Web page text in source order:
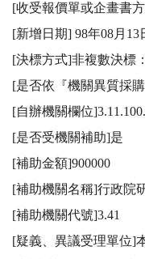
[收受報價單或企畫書
[新增日期] 98年08月13
[決標方式]非複數決標
[是否依『機關異質採
[自辦機關欄位
[是否受機關補助]是
[補助金額]900000
[補助機關名稱]行政院
[補助機關代號]3.41
[疑義、異議受理單位]